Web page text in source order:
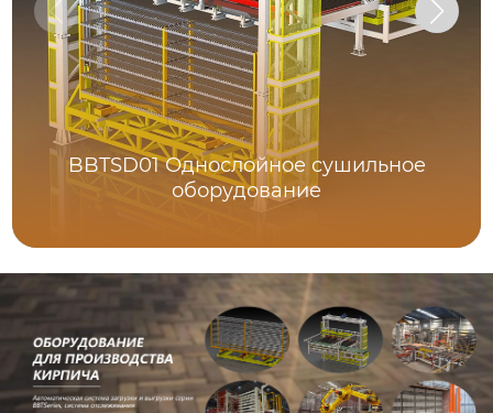
BBTSD01 Однослойное сушильное
оборудование